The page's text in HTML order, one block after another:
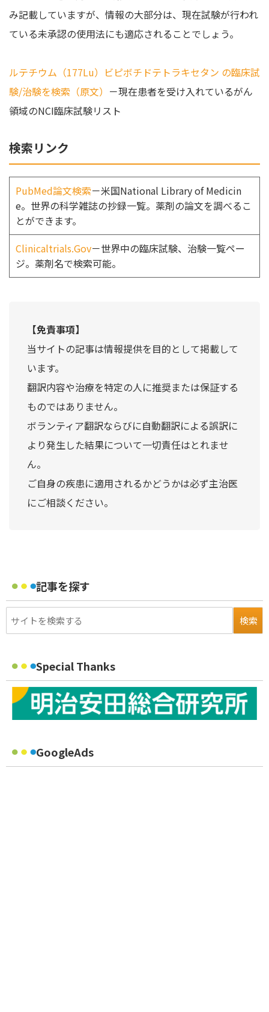
み記載していますが、情報の大部分は、現在試験が行われ
ている未承認の使用法にも適応されることでしょう。
ルテチウム（177Lu）ビピボチドテトラキセタン の臨床試
験/治験を検索（原文） －現在患者を受け入れているがん
領域のNCI臨床試験リスト
検索リンク
PubMed論文検索－米国National Library of Medicin
e。世界の科学雑誌の抄録一覧。薬剤の論文を調べるこ
とができます。
Clinicaltrials.Gov－世界中の臨床試験、治験一覧ペー
ジ。薬剤名で検索可能。
【免責事項】
当サイトの記事は情報提供を目的として掲載して
います。
翻訳内容や治療を特定の人に推奨または保証する
ものではありません。
ボランティア翻訳ならびに自動翻訳による誤訳に
より発生した結果について一切責任はとれませ
ん。
ご自身の疾患に適用されるかどうかは必ず主治医
にご相談ください。
記事を探す
Special Thanks
GoogleAds